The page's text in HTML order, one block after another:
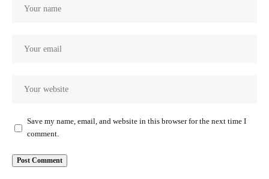
Save my name, email, and website in this browser for the next time I
comment.